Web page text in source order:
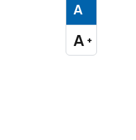
A
Cỡ chữ
A +
Cỡ chữ